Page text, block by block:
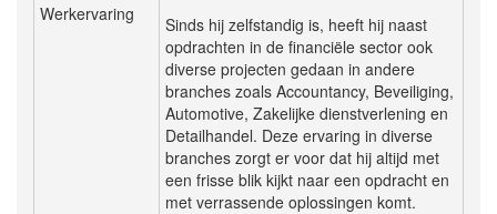
Werkervaring
Sinds hij zelfstandig is, heeft hij naast
opdrachten in de financiële sector ook
diverse projecten gedaan in andere
branches zoals Accountancy, Beveiliging,
Automotive, Zakelijke dienstverlening en
Detailhandel. Deze ervaring in diverse
branches zorgt er voor dat hij altijd met
een frisse blik kijkt naar een opdracht en
met verrassende oplossingen komt.